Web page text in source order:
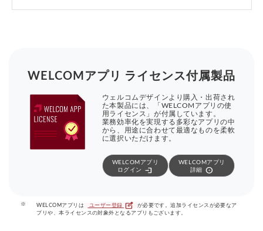
WELCOMアプリ ライセンス付属製品
ウェルコムデザインより購入・出荷され
た本製品には、「WELCOMアプリの使
用ライセンス」が付属しています。
業務効率化を実現する多彩なアプリの中
から、用途に合わせて最適なものを柔軟
に選択いただけます。
WELCOMアプリ
ログイン
login
WELCOMアプリ
詳細
arrow_circle_right
※ WELCOMアプリは ユーザー登録 edit_square
が必要です。追加ライセンスが必要なア
プリや、本ライセンスの対象外となるアプリもございます。